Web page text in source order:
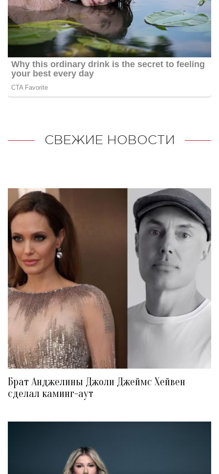
СВЕЖИЕ НОВОСТИ
Брат Анджелины Джоли Джеймс Хейвен
сделал каминг-аут